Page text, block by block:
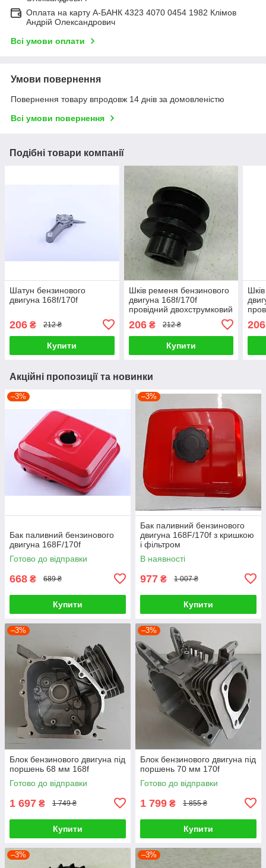
Оплата на карту А-БАНК 4323 4070 0454 1982 Клімов
Андрій Олександрович
Всі умови оплати
Умови повернення
Повернення товару впродовж 14 днів за домовленістю
Всі умови повернення
Подібні товари компанії
Шатун бензинового
двигуна 168f/170f
206 ₴ 212 ₴
Купити
Шків ременя бензинового
двигуна 168f/170f
провідний двохструмковий
профіль А під вал ø19 мм
206₴ 212 ₴
Купити
206
Акційні пропозиції та новинки
–3%
Бак паливний бензинового
двигуна 168F/170f
Готово до відправки
668 ₴ 689 ₴
Купити
–3%
Бак паливний бензинового
двигуна 168F/170f з кришкою
і фільтром
В наявності
977 ₴ 1 007 ₴
Купити
–3%
Блок бензинового двигуна під
поршень 68 мм 168f
Готово до відправки
1 697 ₴ 1 749 ₴
Купити
–3%
Блок бензинового двигуна під
поршень 70 мм 170f
Готово до відправки
1 799 ₴ 1 855 ₴
Купити
–3% –3%